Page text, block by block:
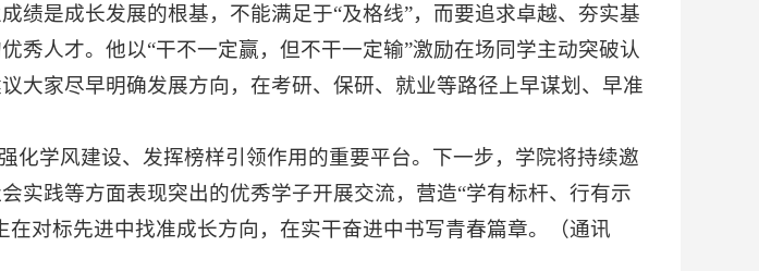
绩是成长发展的根基，不能满足于“及格线”，而要追求卓越、夯实基
秀人才。他以“干不一定赢，但不干一定输”激励在场同学主动突破认
大家尽早明确发展方向，在考研、保研、就业等路径上早谋划、早准
化学风建设、发挥榜样引领作用的重要平台。下一步，学院将持续邀
实践等方面表现突出的优秀学子开展交流，营造“学有标杆、行有示
在对标先进中找准成长方向，在实干奋进中书写青春篇章。（通讯